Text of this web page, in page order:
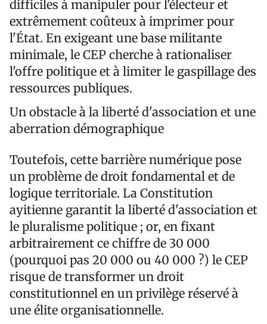
difficiles à manipuler pour l'électeur et
extrêmement coûteux à imprimer pour
l'État. En exigeant une base militante
minimale, le CEP cherche à rationaliser
l'offre politique et à limiter le gaspillage des
ressources publiques.
Un obstacle à la liberté d'association et une
aberration démographique
Toutefois, cette barrière numérique pose
un problème de droit fondamental et de
logique territoriale. La Constitution
ayitienne garantit la liberté d'association et
le pluralisme politique ; or, en fixant
arbitrairement ce chiffre de 30 000
(pourquoi pas 20 000 ou 40 000 ?) le CEP
risque de transformer un droit
constitutionnel en un privilège réservé à
une élite organisationnelle.